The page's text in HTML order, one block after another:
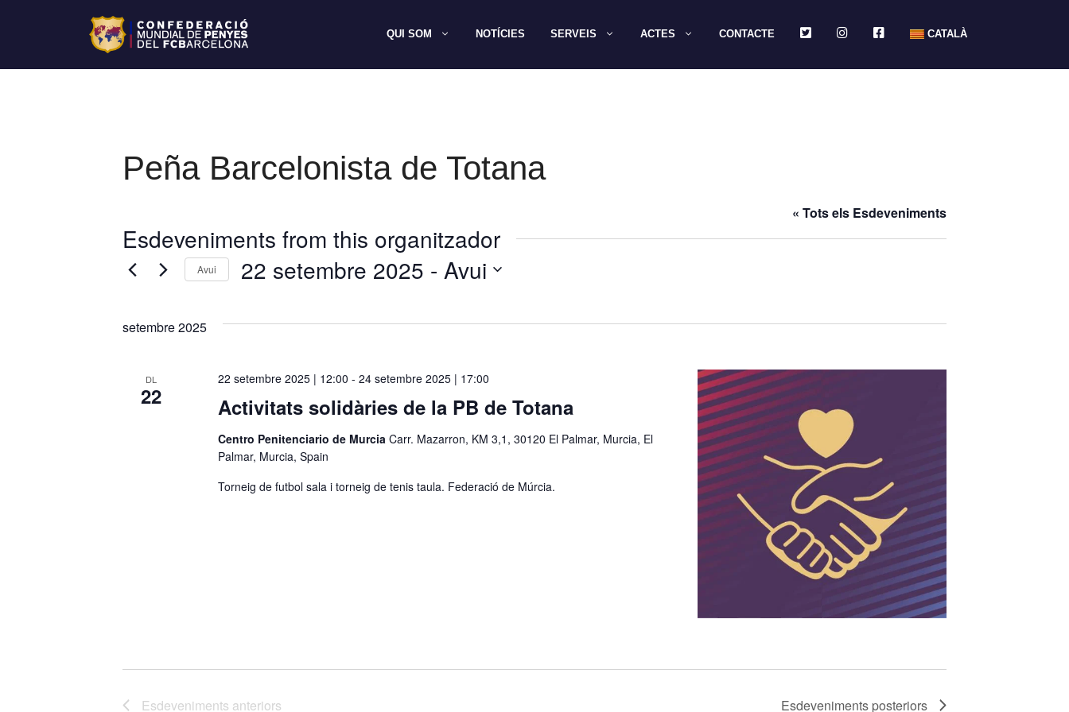
QUI SOM NOTÍCIES SERVEIS ACTES CONTACTE TWITTERINSTAGRAMFACEBOOKCATALÀ
Peña Barcelonista de Totana
« Tots els Esdeveniments
Esdeveniments from this organitzador
Avui 22 setembre 2025 - Avui
c
i
o
n
u
setembre 2025
DL
22 Activitats solidàries de la PB de Totana
22 setembre 2025 | 12:00 -24 setembre 2025 | 17:00
Centro Penitenciario de MurciaCarr. Mazarron, KM 3,1, 30120 El Palmar, Murcia, El
Palmar, Murcia, Spain
Torneig de futbol sala i torneig de tenis taula. Federació de Múrcia.
Esdeveniments anteriors Esdeveniments posteriors